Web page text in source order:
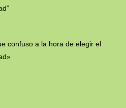
confuso a la hora de elegir el